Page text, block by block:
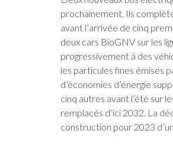
prochainement. Ils
avant l’arrivée de cinq
deux cars BioGNV sur les
progressivement à des
les particules fines émises
d’économies d’énergie
cinq autres avant l’été sur
remplacés d’ici 2032. La
construction pour 2023